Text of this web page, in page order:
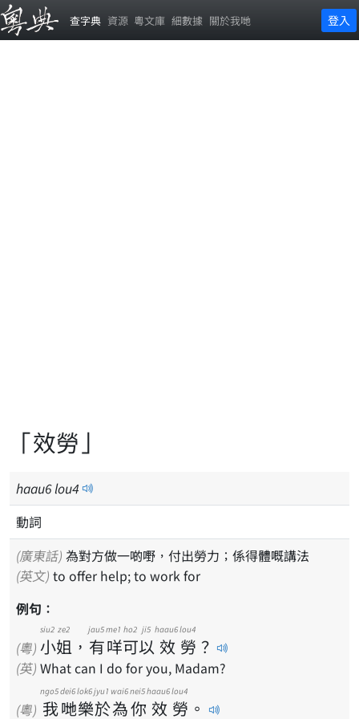
查字典 資源 粵文庫 細數據 關於我哋 登入
「效勞」
haau6lou4
動詞
(廣東話) 為對方做一啲嘢，付出勞力；係得體嘅講法
(英文) to offer help; to work for
例句：
(粵) 小
siu2
姐
ze2
， 有
jau5
咩
me1
可
ho2
以
ji5
效
haau6
勞
lou4
？
(英) What can I do for you, Madam?
(粵) 我
ngo5
哋
dei6
樂
lok6
於
jyu1
為
wai6
你
nei5
效
haau6
勞
lou4
。